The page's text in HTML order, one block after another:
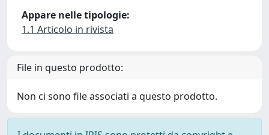
Appare nelle tipologie:
1.1 Articolo in rivista
File in questo prodotto:
Non ci sono file associati a questo prodotto.